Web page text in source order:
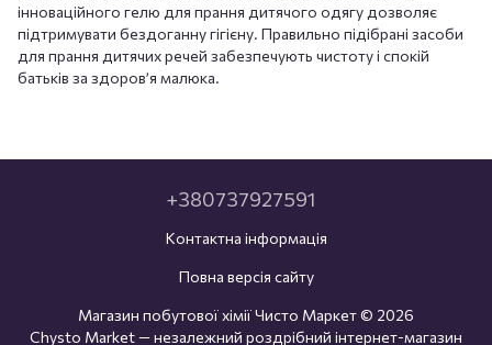
інноваційного гелю для прання дитячого одягу дозволяє
підтримувати бездоганну гігієну. Правильно підібрані засоби
для прання дитячих речей забезпечують чистоту і спокій
батьків за здоров’я малюка.
+380737927591
Контактна інформація
Повна версія сайту
Магазин побутової хімії Чисто Маркет © 2026
Chysto Market — незалежний роздрібний інтернет-магазин